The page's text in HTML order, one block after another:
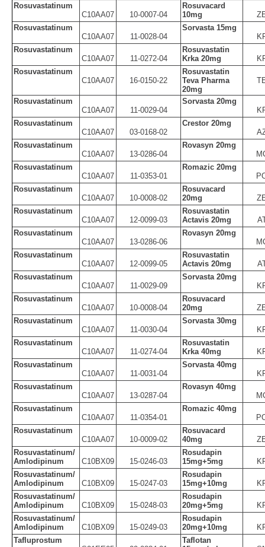
Rosuvastatinum
C10AA07
10-0007-04
Rosuvacard
10mg
Rosuvastatinum
C10AA07
11-0028-04
Sorvasta 15mg
Rosuvastatinum
C10AA07
11-0272-04
Rosuvastatin
Krka 20mg
Rosuvastatinum
C10AA07
16-0150-22
Rosuvastatin
Teva Pharma
20mg
Rosuvastatinum
C10AA07
11-0029-04
Sorvasta 20mg
Rosuvastatinum
C10AA07
03-0168-02
Crestor 20mg
Rosuvastatinum
C10AA07
13-0286-04
Rovasyn 20mg
Rosuvastatinum
C10AA07
11-0353-01
Romazic 20mg
Rosuvastatinum
C10AA07
10-0008-02
Rosuvacard
20mg
Rosuvastatinum
C10AA07
12-0099-03
Rosuvastatin
Actavis 20mg
Rosuvastatinum
C10AA07
13-0286-06
Rovasyn 20mg
Rosuvastatinum
C10AA07
12-0099-05
Rosuvastatin
Actavis 20mg
Rosuvastatinum
C10AA07
11-0029-09
Sorvasta 20mg
Rosuvastatinum
C10AA07
10-0008-04
Rosuvacard
20mg
Rosuvastatinum
C10AA07
11-0030-04
Sorvasta 30mg
Rosuvastatinum
C10AA07
11-0274-04
Rosuvastatin
Krka 40mg
Rosuvastatinum
C10AA07
11-0031-04
Sorvasta 40mg
Rosuvastatinum
C10AA07
13-0287-04
Rovasyn 40mg
Rosuvastatinum
C10AA07
11-0354-01
Romazic 40mg
Rosuvastatinum
C10AA07
10-0009-02
Rosuvacard
40mg
Rosuvastatinum/
Amlodipinum
C10BX09 15-0246-03
Rosudapin
15mg+5mg
Rosuvastatinum/
Amlodipinum
C10BX09 15-0247-03
Rosudapin
15mg+10mg
Rosuvastatinum/
Amlodipinum
C10BX09 15-0248-03
Rosudapin
20mg+5mg
Rosuvastatinum/
Amlodipinum
C10BX09 15-0249-03
Rosudapin
20mg+10mg
Tafluprostum
Taflotan